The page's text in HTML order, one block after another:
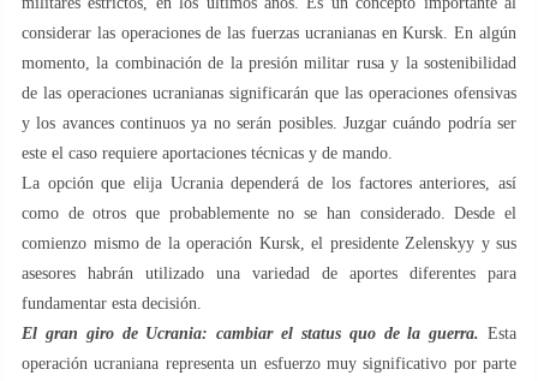
considerar las operaciones de las fuerzas ucranianas en Kursk. En algún
momento, la combinación de la presión militar rusa y la sostenibilidad
de las operaciones ucranianas significarán que las operaciones ofensivas
y los avances continuos ya no serán posibles. Juzgar cuándo podría ser
este el caso requiere aportaciones técnicas y de mando.
La opción que elija Ucrania dependerá de los factores anteriores, así
como de otros que probablemente no se han considerado. Desde el
comienzo mismo de la operación Kursk, el presidente Zelenskyy y sus
asesores habrán utilizado una variedad de aportes diferentes para
fundamentar esta decisión.
El gran giro de Ucrania: cambiar el status quo de la guerra. Esta
operación ucraniana representa un esfuerzo muy significativo por parte